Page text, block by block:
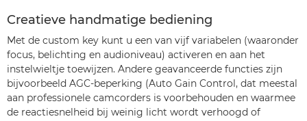
Creatieve handmatige bediening
Met de custom key kunt u een van vijf variabelen (waaronder
focus, belichting en audioniveau) activeren en aan het
instelwieltje toewijzen. Andere geavanceerde functies zijn
bijvoorbeeld AGC-beperking (Auto Gain Control, dat meestal
aan professionele camcorders is voorbehouden en waarmee
de reactiesnelheid bij weinig licht wordt verhoogd of